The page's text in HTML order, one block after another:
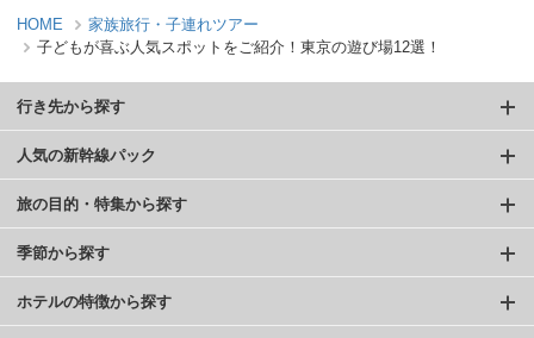
HOME
家族旅行・子連れツアー
子どもが喜ぶ人気スポットをご紹介！東京の遊び場12選！
行き先から探す
人気の新幹線パック
旅の目的・特集から探す
季節から探す
ホテルの特徴から探す